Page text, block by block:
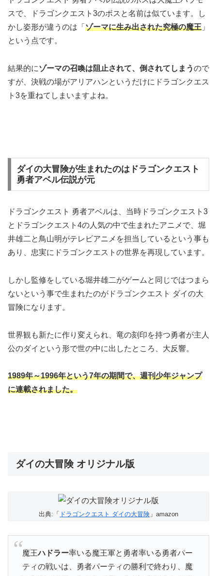
スで、ドラゴンクエスト3のボスと名前は似ています。し
かし姿形が違うのは「 ゾーマに生み出された究極の魔王 」
という点です。
結果的にゾーマの召喚は阻止されて、倒されてしまうので
すが、決戦の場がアリアハンというだけにドラゴンクエス
ト3を重ねてしまいますよね。
ダイの大冒険が生まれたのはドラゴンクエスト
勇者アベル伝説が元
ドラゴンクエスト 勇者アベルは、当時ドラゴンクエスト3
とドラゴンクエスト4の人気の中で生まれたアニメで、堀
井雄二と鳥山明がテレビアニメを担当しているという事も
あり、忠実にドラゴンクエストの世界を再現しています。
しかし監修をしている堀井雄二がゲームと同じではつまら
ないという事で生まれたのがドラゴンクエスト ダイの大
冒険になります。
世界観も新たに作り変えられ、竜の刻印を持つ勇者が主人
公のダイという形で世の中に出したところ、大反響。
1989年～1996年という7年の期間で、週刊少年ジャンプ
に連載されました。
ダイの大冒険 オリジナル版
出典:「 ドラゴンクエスト ダイの大冒険 」amazon
魔王ハドラー率いる魔王軍と勇者率いる勇者パー
ティの戦いは、勇者パーティの勝利で終わり、魔